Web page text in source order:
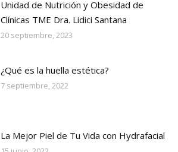
Unidad de Nutrición y Obesidad de
Clínicas TME Dra. Lidici Santana
20 septiembre, 2023
¿Qué es la huella estética?
7 septiembre, 2022
La Mejor Piel de Tu Vida con Hydrafacial